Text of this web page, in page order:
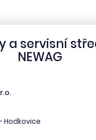
a servisní
NEWAG
Hodkovice